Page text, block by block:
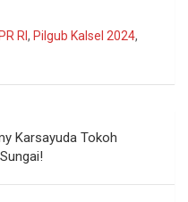
RI , Pilgub Kalsel 2024,
Karsayuda Tokoh